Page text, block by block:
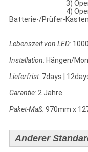
3) Operations-
4) Operations-
Batterie-/Prüfer-
Lebenszeit von LED:
Installation:Hängen/
Lieferfrist:7days |
Garantie:2 Jahre
Paket-Maß:970mm x
Anderer